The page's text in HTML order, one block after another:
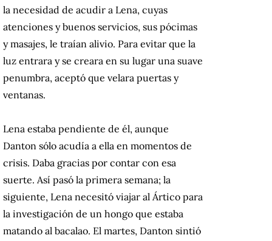
la necesidad de acudir a Lena, cuyas
atenciones y buenos servicios, sus pócimas
y masajes, le traían alivio. Para evitar que la
luz entrara y se creara en su lugar una suave
penumbra, aceptó que velara puertas y
ventanas.
Lena estaba pendiente de él, aunque
Danton sólo acudía a ella en momentos de
crisis. Daba gracias por contar con esa
suerte. Así pasó la primera semana; la
siguiente, Lena necesitó viajar al Ártico para
la investigación de un hongo que estaba
matando al bacalao. El martes, Danton sintió